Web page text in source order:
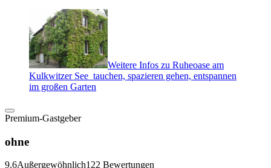
Weitere Infos zu Ruheoase am
Kulkwitzer See_tauchen, spazieren gehen, entspannen
im großen Garten
Premium-Gastgeber
ohne
9,6Außergewöhnlich122 Bewertungen